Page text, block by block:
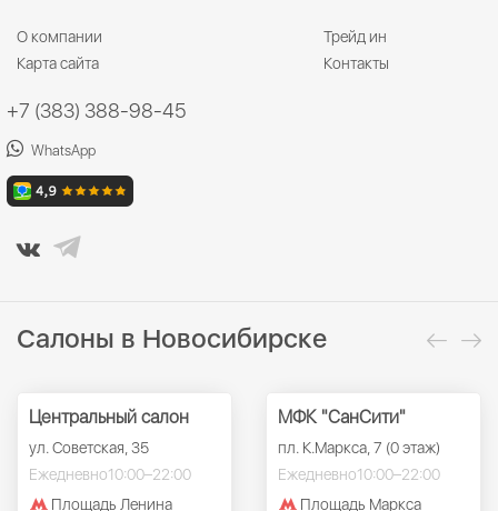
О компании
Трейд ин
Карта сайта
Контакты
+7 (383) 388-98-45
WhatsApp
Салоны в Новосибирске
Центральный салон
ул. Советская, 35
Ежедневно10:00–22:00
Площадь Ленина
МФК "СанСити"
пл. К.Маркса, 7 (0 этаж)
Ежедневно10:00–22:00
Площадь Маркса